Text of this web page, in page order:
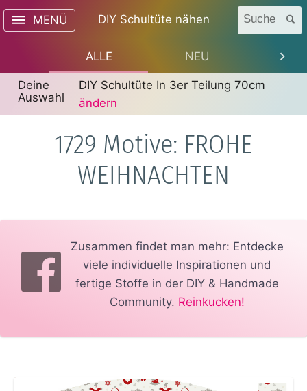
MENÜ DIY Schultüte nähen Suche
ALLE NEU
Deine
Auswahl
DIY Schultüte In 3er Teilung 70cm
ändern
1729 Motive: FROHE
WEIHNACHTEN
Zusammen findet man mehr: Entdecke
viele individuelle Inspirationen und
fertige Stoffe in der DIY & Handmade
Community. Reinkucken!